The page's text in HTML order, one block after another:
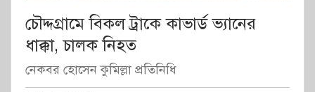
চৌদ্দগ্রামে বিকল ট্রাকে কাভার্ড ভ্যানের
ধাক্কা, চালক নিহত
নেকবর হোসেন কুমিল্লা প্রতিনিধি